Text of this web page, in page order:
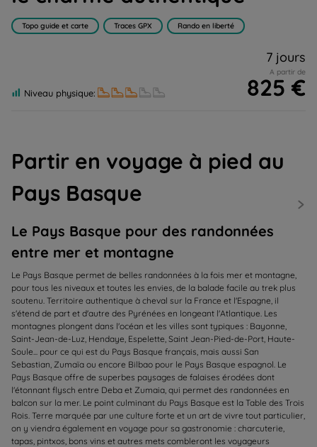
Topo guide et carte Traces GPX Rando en liberté
Niveau physique:
7 jours
A partir de
825 €
Partir en voyage à pied au
Pays Basque
Le Pays Basque pour des randonnées
entre mer et montagne
Le Pays Basque permet de belles randonnées à la fois mer et montagne,
pour tous les niveaux et toutes les envies, de la balade facile au trek plus
soutenu. Territoire authentique à cheval sur la France et l'Espagne, il
s'étend de part et d'autre des Pyrénées en longeant l'Atlantique. Les
montagnes plongent dans l'océan et les villes sont typiques : Bayonne,
Saint-Jean-de-Luz, Hendaye, Espelette, Saint Jean-Pied-de-Port, Haute-
Soule... pour ce qui est du Pays Basque français, mais aussi San
Sebastian, Zumaïa ou encore Bilbao pour le Pays Basque espagnol. Le
Pays Basque offre de superbes paysages de falaises érodées dont
l'étonnant flysch entre Deba et Zumaia, qui permet des randonnées en
balcon sur la mer. Le point culminant du Pays Basque est la Table des Trois
Rois. Terre marquée par une culture forte et un art de vivre tout particulier,
on y viendra également en voyage pour sa gastronomie : charcuterie,
tapas, pintxos, bons vins et autres mets combleront les voyageurs